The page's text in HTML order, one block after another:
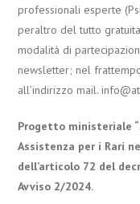
professionali esperte
peraltro del tutto
modalità di
newsletter; nel
all’indirizzo mail.
Progetto ministeriale
Assistenza per i Rari
dell’articolo 72 del
Avviso 2/2024.